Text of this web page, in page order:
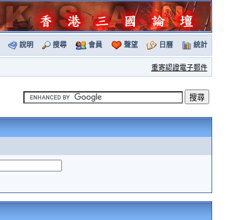
說明 搜尋 會員 聲望 日曆 統計
重寄認證電子郵件